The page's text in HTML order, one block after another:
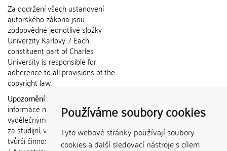
Používáme soubory cookies
Tyto webové stránky používají soubory
cookies a další sledovací nástroje s cílem
Za dodržení všech ustanovení
autorského zákona jsou
zodpovědné jednotlivé složky
Univerzity Karlovy. / Each
constituent part of Charles
University is responsible for
adherence to all provisions of the
copyright law.
Upozornění / Notice:
informace nemohou být použity k
výdělečným účelům nebo vydávány
za studijní, vědeckou nebo jinou
tvůrčí činnost jiné osoby než autora.